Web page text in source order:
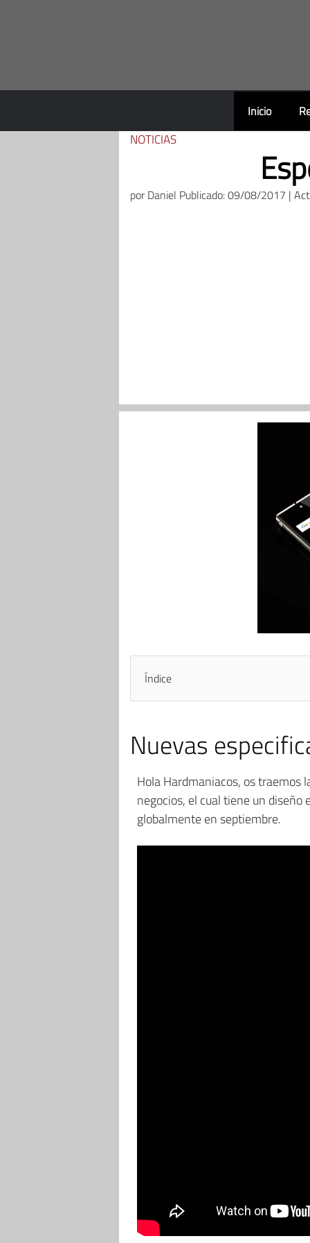
Inicio
NOTICIAS
porDaniel Publicado: 09/08/2017 |
Índice
Nuevas
Hola Hardmaniacos, os traemos
negocios, el cual tiene un
globalmente en septiembre.